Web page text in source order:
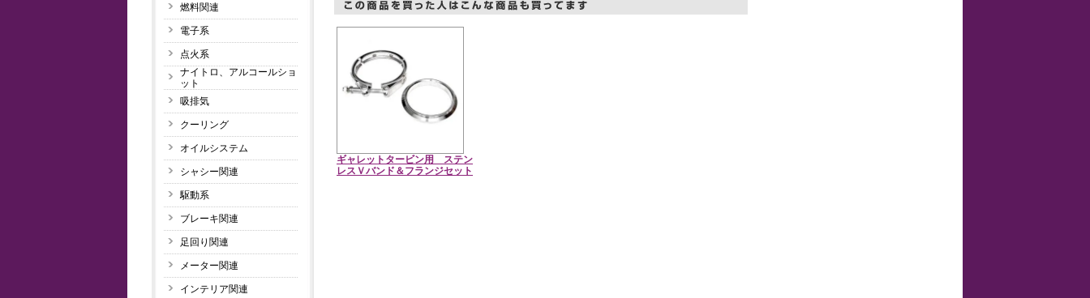
燃料関連
電子系
点火系
ナイトロ、アルコールショ
ット
吸排気
クーリング
オイルシステム
シャシー関連
駆動系
ブレーキ関連
足回り関連
メーター関連
インテリア関連
ギャレットタービン用 ステン
レスＶバンド＆フランジセット